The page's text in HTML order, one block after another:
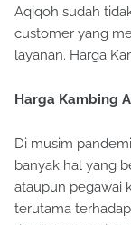
Aqiqoh sudah
customer yang
layanan. Harga
Harga Kambing
Di musim
banyak hal yang
ataupun pegawai
terutama